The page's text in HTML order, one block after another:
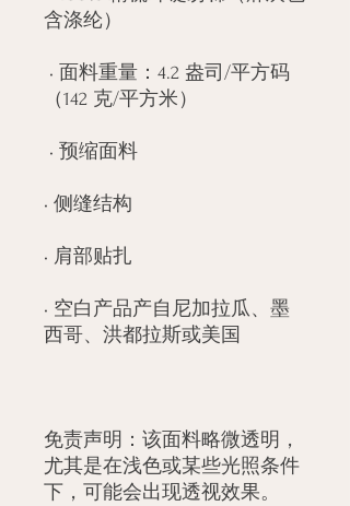
• 空白产品产自尼加拉瓜、墨
免责声明：该面料略微透明，
尤其是在浅色或某些光照条件